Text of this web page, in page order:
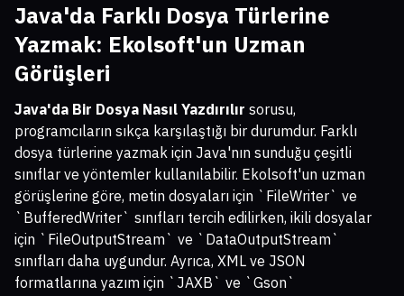
Java'da Farklı Dosya Türlerine
Yazmak: Ekolsoft'un Uzman
Görüşleri
Java'da Bir Dosya Nasıl Yazdırılır sorusu,
programcıların sıkça karşılaştığı bir durumdur. Farklı
dosya türlerine yazmak için Java'nın sunduğu çeşitli
sınıflar ve yöntemler kullanılabilir. Ekolsoft'un uzman
görüşlerine göre, metin dosyaları için `FileWriter` ve
`BufferedWriter` sınıfları tercih edilirken, ikili dosyalar
için `FileOutputStream` ve `DataOutputStream`
sınıfları daha uygundur. Ayrıca, XML ve JSON
formatlarına yazım için `JAXB` ve `Gson`